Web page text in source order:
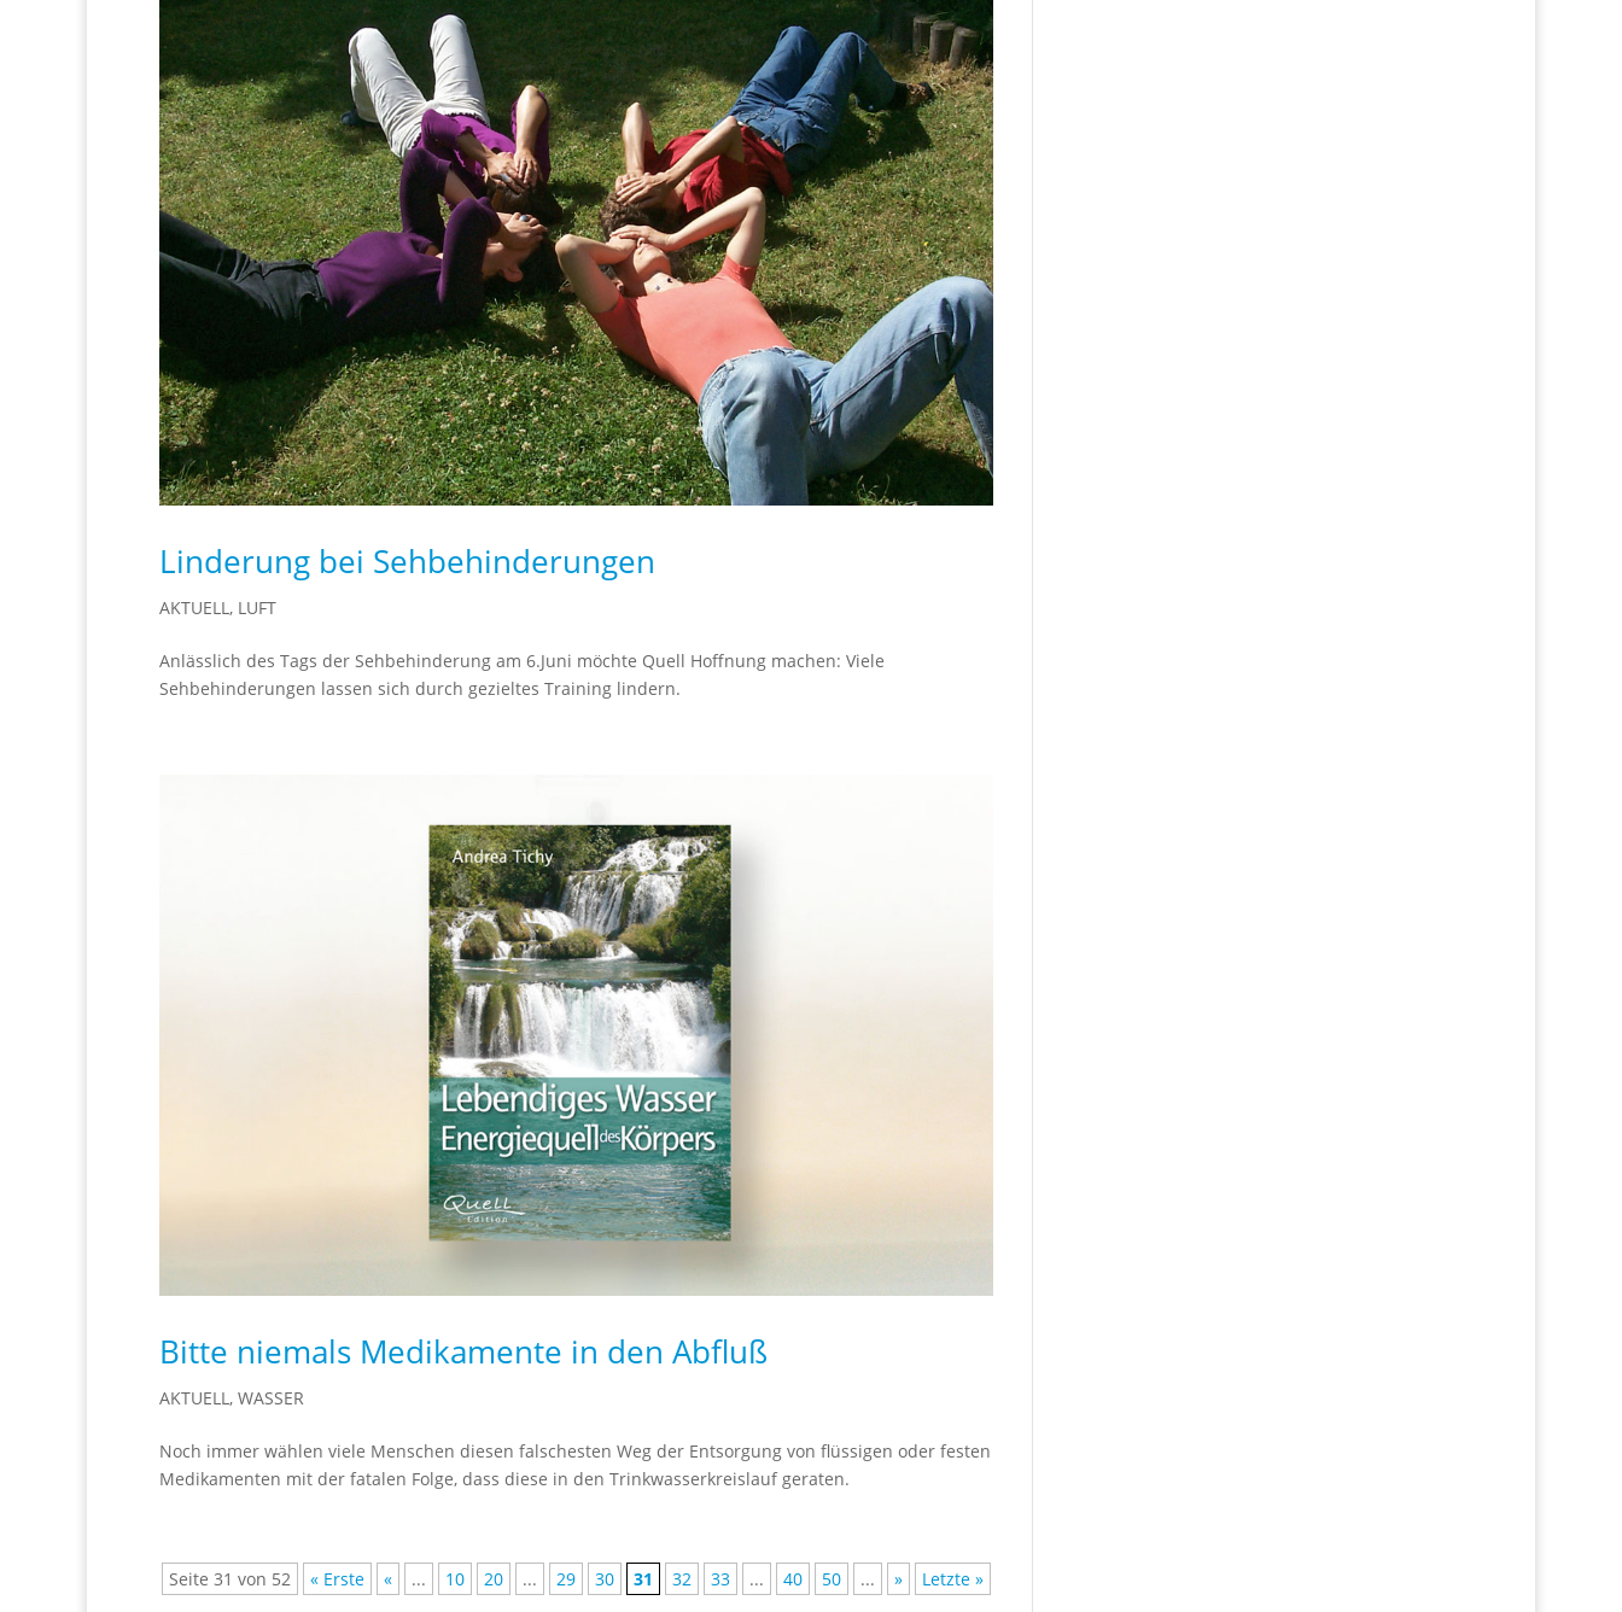
Linderung bei Sehbehinderungen
AKTUELL , LUFT
Anlässlich des Tags der Sehbehinderung am 6.Juni möchte Quell Hoffnung machen: Viele
Sehbehinderungen lassen sich durch gezieltes Training lindern.
Bitte niemals Medikamente in den Abfluß
AKTUELL, WASSER
Noch immer wählen viele Menschen diesen falschesten Weg der Entsorgung von flüssigen oder festen
Medikamenten mit der fatalen Folge, dass diese in den Trinkwasserkreislauf geraten.
Seite 31 von 52 « Erste « ... 10 20 ... 29 30 31 32 33 ... 40 50 ... » Letzte »